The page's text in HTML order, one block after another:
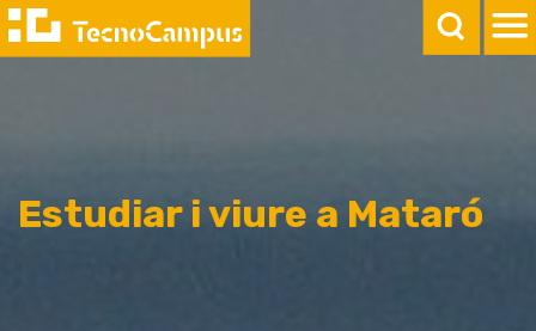
Estudiar i viure a Mataró